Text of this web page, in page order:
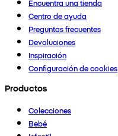
Encuentra una tienda
Centro de ayuda
Preguntas frecuentes
Devoluciones
Inspiración
Configuración de cookies
Productos
Colecciones
Bebé